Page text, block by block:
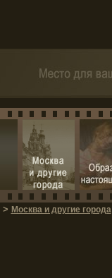
> Москва и другие города